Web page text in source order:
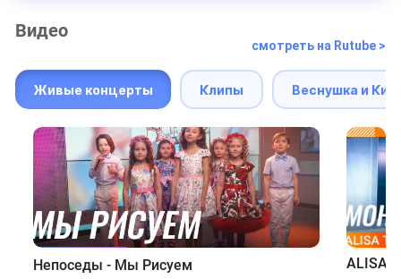
Видео
смотреть на Rutube >
Живые концерты Клипы Веснушка и
Непоседы - Мы Рисуем
ALISA